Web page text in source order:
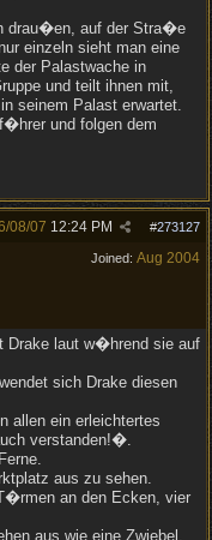
drau�en, auf der Stra�e
einzeln sieht man eine
der Palastwache in
und teilt ihnen mit,
seinem Palast erwartet.
und folgen dem
#273127
08/07 12:24 PM
Joined: Aug 2004
laut w�hrend sie auf
sich Drake diesen
ein erleichtertes
verstanden!�.
aus zu sehen.
an den Ecken, vier
aus wie eine Zwiebel.